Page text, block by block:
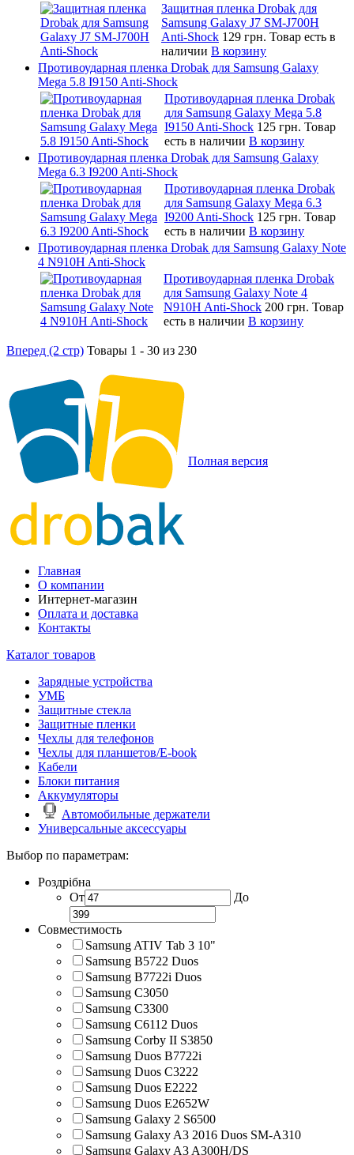
Защитная пленка Drobak для
Samsung Galaxy J7 SM-J700H
Anti-Shock 129 грн. Товар есть в
наличии В корзину
Противоударная пленка Drobak для Samsung Galaxy
Mega 5.8 I9150 Anti-Shock
Противоударная пленка Drobak
для Samsung Galaxy Mega 5.8
I9150 Anti-Shock 125 грн. Товар
есть в наличии В корзину
Противоударная пленка Drobak для Samsung Galaxy
Mega 6.3 I9200 Anti-Shock
Противоударная пленка Drobak
для Samsung Galaxy Mega 6.3
I9200 Anti-Shock 125 грн. Товар
есть в наличии В корзину
Противоударная пленка Drobak для Samsung Galaxy Note
4 N910H Anti-Shock
Противоударная пленка Drobak
для Samsung Galaxy Note 4
N910H Anti-Shock 200 грн. Товар
есть в наличии В корзину
Вперед (2 стр) Товары 1 - 30 из 230
Полная версия
Главная
О компании
Интернет-магазин
Оплата и доставка
Контакты
Каталог товаров
Зарядные устройства
УМБ
Защитные стекла
Защитные пленки
Чехлы для телефонов
Чехлы для планшетов/E-book
Кабели
Блоки питания
Аккумуляторы
Автомобильные держатели
Универсальные аксессуары
Выбор по параметрам:
Роздрібна
От
До
Совместимость
Samsung ATIV Tab 3 10"
Samsung B5722 Duos
Samsung B7722i Duos
Samsung C3050
Samsung C3300
Samsung C6112 Duos
Samsung Corby II S3850
Samsung Duos B7722i
Samsung Duos C3222
Samsung Duos E2222
Samsung Duos E2652W
Samsung Galaxy 2 S6500
Samsung Galaxy A3 2016 Duos SM-A310
Samsung Galaxy A3 A300H/DS